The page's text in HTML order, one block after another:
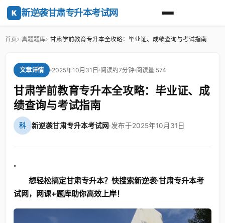
K 新逆袭甘肃专升本考试网
首页 真题题库 甘肃学前教育专升本全攻略：毕业证、成绩查询与考试指南
文章详情 2025年10月31日 阅读约7分钟 阅读量 574
甘肃学前教育专升本全攻略：毕业证、成
绩查询与考试指南
科 新逆袭甘肃专升本考试网·发布于2025年10月31日
"
想轻松搞定甘肃专升本？快搜索新逆袭·甘肃专升本考
试网，网课+题库助你高效上岸！